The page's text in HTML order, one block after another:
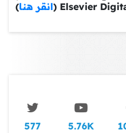
انقر هنا)
5.76K
577